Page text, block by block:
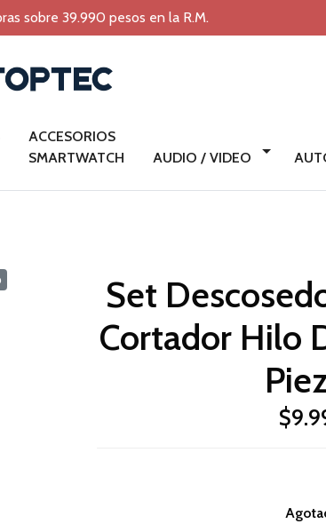
sobre 39.990 pesos en la R.M.
ACCESORIOS
SMARTWATCH
AUDIO / VIDEO
Set
Cortador Hilo